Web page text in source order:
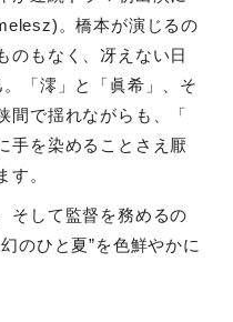
。橋本が演じるの
のもなく、冴えない日
「澪」と「眞希」、そ
間で揺れながらも、「
手を染めることさえ厭
す。
そして監督を務めるの
のひと夏”を色鮮やかに